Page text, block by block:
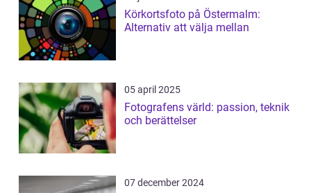
Körkortsfoto på Östermalm:
Alternativ att välja mellan
05 april 2025
Fotografens värld: passion, teknik
och berättelser
07 december 2024